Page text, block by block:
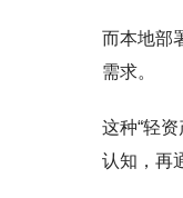
而本地部
需求。
这种“轻
认知，再